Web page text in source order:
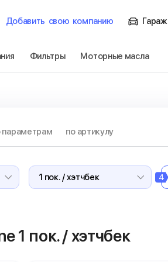
Добавить свою компанию Гараж
Фильтры Моторные масла
параметрам по артикулу
4
1 пок. / хэтчбек